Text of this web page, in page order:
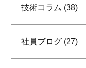
技術コラム (38)
社員ブログ (27)